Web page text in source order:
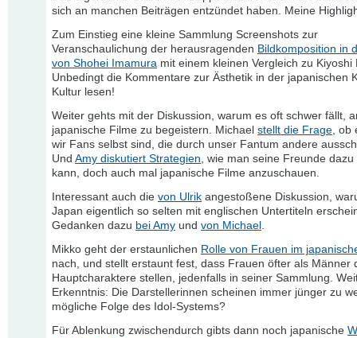
sich an manchen Beiträgen entzündet haben. Meine
Zum Einstieg eine kleine Sammlung Screenshots zur
Veranschaulichung der herausragenden Bildkomposition in
von Shohei Imamura mit einem kleinen Vergleich zu Kiyoshi
Unbedingt die Kommentare zur Ästhetik in der japanischen
Kultur lesen!
Weiter gehts mit der Diskussion, warum es oft schwer fällt,
japanische Filme zu begeistern. Michael stellt die Frage, ob
wir Fans selbst sind, die durch unser Fantum andere
Und Amy diskutiert Strategien, wie man seine Freunde dazu
kann, doch auch mal japanische Filme anzuschauen.
Interessant auch die von Ulrik angestoßene Diskussion,
Japan eigentlich so selten mit englischen Untertiteln
Gedanken dazu bei Amy und von Michael .
Mikko geht der erstaunlichen Rolle von Frauen im
nach, und stellt erstaunt fest, dass Frauen öfter als Männer
Hauptcharaktere stellen, jedenfalls in seiner Sammlung.
Erkenntnis: Die Darstellerinnen scheinen immer jünger zu
mögliche Folge des Idol-Systems?
Für Ablenkung zwischendurch gibts dann noch japanische